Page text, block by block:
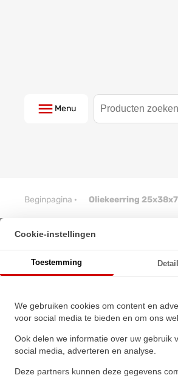
Menu
Beginpagina · Oliekeerring
Cookie-instellingen
Toestemming
We gebruiken cookies om content en
voor social media te bieden en om ons
Ook delen we informatie over uw gebruik
social media, adverteren en analyse.
Deze partners kunnen deze gegevens
Oliekeerring
★★★★★
★★★★★